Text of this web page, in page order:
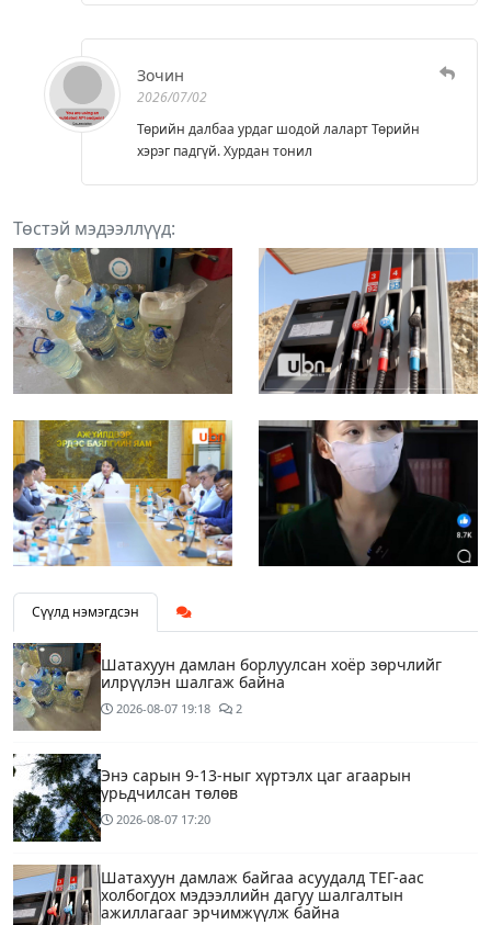
Зочин
2026/07/02
Төрийн далбаа урдаг шодой лаларт Төрийн
хэрэг падгүй. Хурдан тонил
Төстэй мэдээллүүд:
Сүүлд нэмэгдсэн
Шатахуун дамлан борлуулсан хоёр зөрчлийг
илрүүлэн шалгаж байна
2026-08-07 19:18 2
Энэ сарын 9-13-ныг хүртэлх цаг агаарын
урьдчилсан төлөв
2026-08-07 17:20
Шатахуун дамлаж байгаа асуудалд ТЕГ-аас
холбогдох мэдээллийн дагуу шалгалтын
ажиллагааг эрчимжүүлж байна